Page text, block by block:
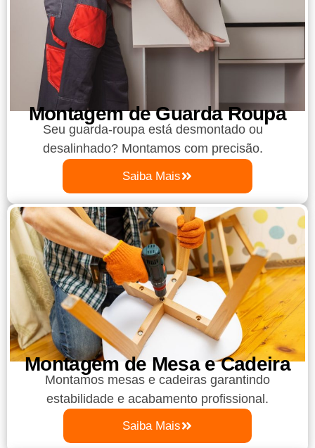
Montagem de Guarda Roupa​
Seu guarda-roupa está desmontado ou
desalinhado? Montamos com precisão.
Saiba Mais
Montagem de Mesa e Cadeira
Montamos mesas e cadeiras garantindo
estabilidade e acabamento profissional.
Saiba Mais